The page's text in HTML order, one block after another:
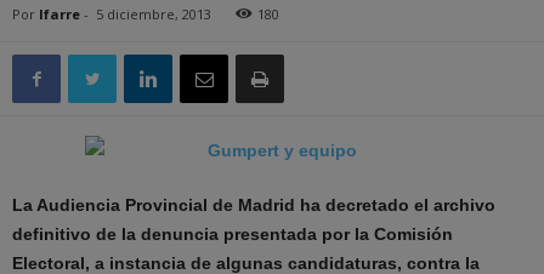
Por lfarre - 5 diciembre, 2013 180
La Audiencia Provincial de Madrid ha decretado el archivo
definitivo de la denuncia presentada por la Comisión
Electoral, a instancia de algunas candidaturas, contra la